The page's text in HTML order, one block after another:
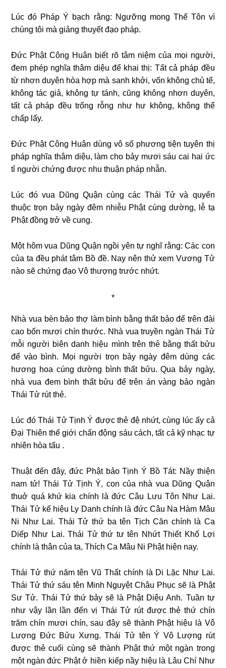
Lúc đó Pháp Ý bạch rằng: Ngưỡng mong Thế Tôn vì
chúng tôi mà giảng thuyết đạo pháp.
Đức Phật Công Huân biết rõ tâm niệm của mọi người,
đem phép nghĩa thâm diệu để khai thị: Tất cả pháp đều
từ nhơn duyên hòa hợp mà sanh khởi, vốn không chủ tể,
không tác giả, không tự tánh, cũng không nhơn duyên,
tất cả pháp đều trống rỗng như hư không, không thể
chấp lấy.
Đức Phật Công Huân dùng vô số phương tiện tuyên thị
pháp nghĩa thâm diệu, làm cho bảy mươi sáu cai hai ức
tỉ người chứng được nhu thuận pháp nhẫn.
Lúc đó vua Dũng Quận cùng các Thái Tử và quyến
thuộc trọn bảy ngày đêm nhiễu Phật cúng dường, lễ tạ
Phật đồng trở về cung.
Một hôm vua Dũng Quận ngồi yên tự nghĩ rằng: Các con
của ta đều phát tâm Bồ đề. Nay nên thử xem Vương Tử
nào sẽ chứng đạo Vô thượng trước nhứt.
*
Nhà vua bèn bảo thợ làm bình bằng thất bảo để trên đài
cao bốn mươi chín thước. Nhà vua truyền ngàn Thái Tử
mỗi người biên danh hiệu mình trên thẻ bằng thất bửu
để vào bình. Mọi người trọn bảy ngày đêm dùng các
hương hoa cúng dường bình thất bửu. Qua bảy ngày,
nhà vua đem bình thất bửu để trên án vàng bảo ngàn
Thái Tử rút thẻ.
Lúc đó Thái Tử Tịnh Ý được thẻ đệ nhứt, cùng lúc ấy cả
Đại Thiên thế giới chấn động sáu cách, tất cả kỹ nhạc tự
nhiên hòa tấu .
Thuật đến đây, đức Phật bảo Tịnh Ý Bồ Tát: Nầy thiện
nam tử! Thái Tử Tịnh Ý, con của nhà vua Dũng Quận
thuở quá khứ kia chính là đức Câu Lưu Tôn Như Lai.
Thái Tử kế hiệu Ly Danh chính là đức Câu Na Hàm Mâu
Ni Như Lai. Thái Tử thứ ba tên Tịch Căn chính là Ca
Diếp Như Lai. Thái Tử thứ tư tên Nhứt Thiết Khổ Lợi
chính là thân của ta, Thích Ca Mâu Ni Phật hiện nay.
Thái Tử thứ năm tên Vũ Thất chính là Di Lặc Như Lai.
Thái Tử thứ sáu tên Minh Nguyệt Châu Phục sẽ là Phật
Sư Tử. Thái Tử thứ bảy sẽ là Phật Diệu Anh. Tuần tự
như vậy lần lần đến vị Thái Tử rút được thẻ thứ chín
trăm chín mươi chín, sau đây sẽ thành Phật hiệu là Vô
Lượng Đức Bửu Xưng. Thái Tử tên Ý Vô Lượng rút
được thẻ cuối cùng sẽ thành Phật thứ một ngàn trong
một ngàn đức Phật ở hiền kiếp nầy hiệu là Lâu Chí Như